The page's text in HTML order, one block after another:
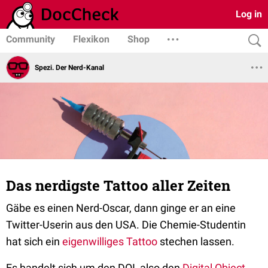
Log in
Community Flexikon Shop
Spezi. Der Nerd-Kanal
Das nerdigste Tattoo aller Zeiten
Gäbe es einen Nerd-Oscar, dann ginge er an eine
Twitter-Userin aus den USA. Die Chemie-Studentin
hat sich ein eigenwilliges Tattoo stechen lassen.